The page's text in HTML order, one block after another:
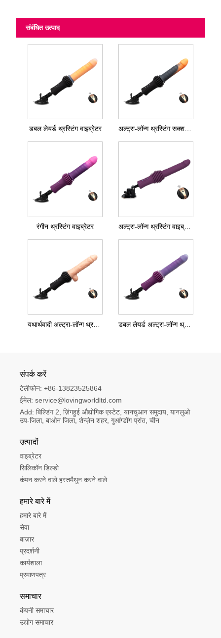
संबंधित उत्पाद
डबल लेयर्ड थ्रस्टिंग वाइब्रेटर अल्ट्रा-लॉन्ग थ्रस्टिंग सक्शन कप वाइब्रेटर
रंगीन थ्रस्टिंग वाइब्रेटर अल्ट्रा-लॉन्ग थ्रस्टिंग वाइब्रेटर
यथार्थवादी अल्ट्रा-लॉन्ग थ्रस्टिंग वाइब्रेटर डबल लेयर्ड अल्ट्रा-लॉन्ग थ्रस्टिंग वाइब्रेटर
संपर्क करें
टेलीफोन: +86-13823525864
ईमेल: service@lovingworldltd.com
Add: बिल्डिंग 2, ज़िंगहुई औद्योगिक एस्टेट, यानचुआन समुदाय, यानलुओ
उप-जिला, बाओन जिला, शेन्ज़ेन शहर, गुआंग्डोंग प्रांत, चीन
उत्पादों
वाइब्रेटर
सिलिकॉन डिल्डो
कंपन करने वाले हस्तमैथुन करने वाले
हमारे बारे में
हमारे बारे में
सेवा
बाज़ार
प्रदर्शनी
कार्यशाला
प्रमाणपत्र
समाचार
कंपनी समाचार
उद्योग समाचार